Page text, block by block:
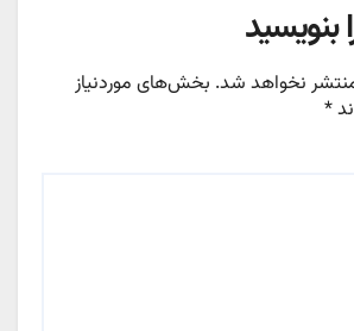
بنویسید
نخواهد شد. بخش‌های موردنیاز
*